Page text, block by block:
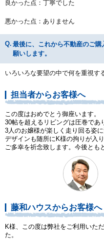
良かった点：丁寧でした
悪かった点：ありません
最後に、これから不動産のご
願いします。
いろいろな要望の中で何を重視す
担当者からお客様へ
この度はおめでとう御座います。
30帖を超えるリビングは圧巻であ
3人のお嬢様が楽しく走り回る姿
デザインも随所にK様の拘りが入
ご多幸を祈念致します。今後とも
藤和ハウスからお客様へ
K様、この度は弊社をご利用いた
た。